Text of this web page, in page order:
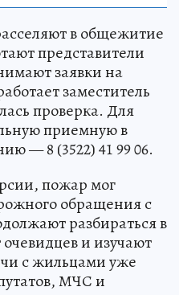
в общежитие
представители
заявки на
заместитель
проверка. Для
приемную в
— 8 (3522) 41 99 06.
пожар мог
обращения с
разбираться в
и изучают
с жильцами уже
МЧС и